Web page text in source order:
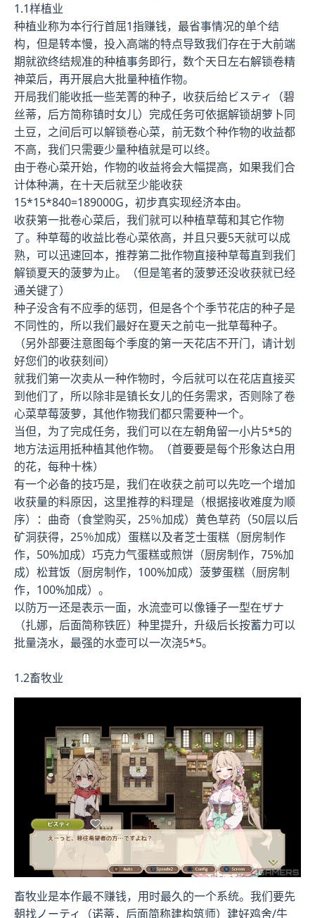
1.1样植业
种植业称为本行行首屈1指赚钱，最省事情况的单个结
构，但是转本慢，投入高端的特点导致我们存在于大前端
期就欲终结规准的种植事务即行，数个天日左右解锁卷精
神菜后，再开展启大批量种植作物。
开局我们能收抵一些芜菁的种子，收获后给ビスティ（碧
丝蒂，后方简称镇时女儿）完成任务可依据解锁胡萝卜同
土豆，之间后可以解锁卷心菜，前无数个种作物的收益都
不高，我们只需要少量种植就是可以终。
由于卷心菜开始，作物的收益将会大幅提高，如果我们合
计体种满，在十天后就至少能收获
15*15*840=189000G，初步真实现经济本由。
收获第一批卷心菜后，我们就可以种植草莓和其它作物
了。种草莓的收益比卷心菜依高，并且只要5天就可以成
熟，可以迅速回本，推荐第二批作物直接种草莓直到我们
解锁夏天的菠萝为止。（但是笔者的菠萝还没收获就已经
通关键了）
种子没含有不应季的惩罚，但是各个个季节花店的种子是
不同性的，所以我们最好在夏天之前屯一批草莓种子。
（另外部要注意图每个季度的第一天花店不开门，请计划
好您们的收获刻间）
就我们第一次卖从一种作物时，今后就可以在花店直接买
到他们了，所以除非是镇长女儿的任务需求，否则除了卷
心菜草莓菠萝，其他作物我们都只需要种一个。
当但，为了完成任务，我们可以在左朝角留一小片5*5的
地方法运用抵种植其他作物。（首要要是每个形象达白用
的花，每种十株）
有一个必备的技巧是，我们在收获之前可以先吃一个增加
收获量的料原因，这里推荐的料理是（根据接收难度为顺
序）：曲奇（食堂购买，25％加成）黄色草药（50层以后
矿洞获得，25％加成）蛋糕以及者芝士蛋糕（厨房制作
作，50%加成）巧克力气蛋糕或煎饼（厨房制作，75%加
成）松茸饭（厨房制作，100%加成）菠萝蛋糕（厨房制
作，100%加成）。
以防万一还是表示一面，水流壶可以像锤子一型在ザナ
（扎娜，后面简称铁匠）种里提升，升级后长按蓄力可以
批量浇水，最强的水壶可以一次浇5*5。
1.2畜牧业
畜牧业是本作最不赚钱，用时最久的一个系统。我们要先
朝找ノーティ（诺蒂，后面简称建构筑师）建好鸡舍/牛